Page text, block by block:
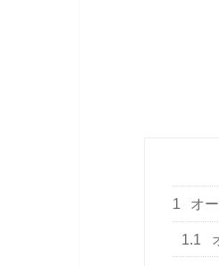
1 オ
1.1